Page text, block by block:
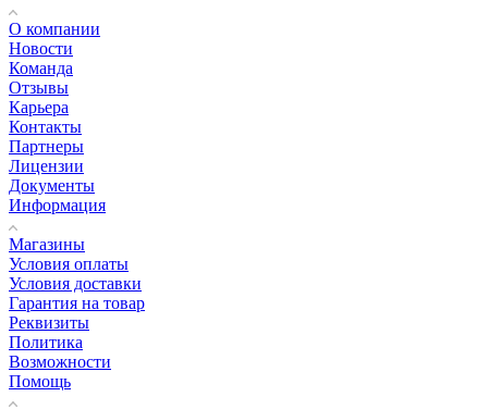
О компании
Новости
Команда
Отзывы
Карьера
Контакты
Партнеры
Лицензии
Документы
Информация
Магазины
Условия оплаты
Условия доставки
Гарантия на товар
Реквизиты
Политика
Возможности
Помощь